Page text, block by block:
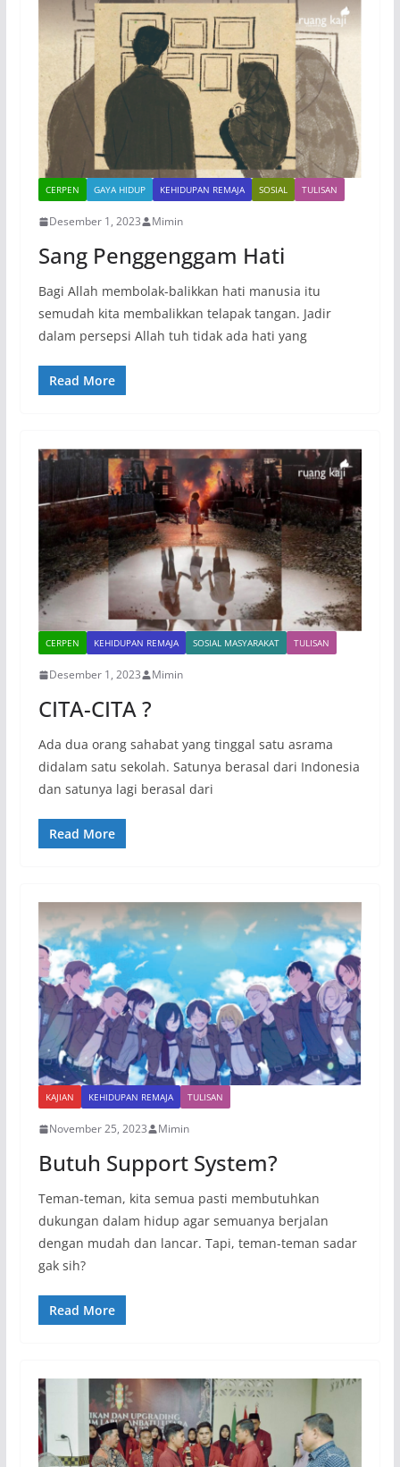
CERPEN GAYA HIDUP KEHIDUPAN REMAJA SOSIAL TULISAN
Desember 1, 2023 Mimin
Sang Penggenggam Hati
Bagi Allah membolak-balikkan hati manusia itu
semudah kita membalikkan telapak tangan. Jadir
dalam persepsi Allah tuh tidak ada hati yang
Read More
CERPEN KEHIDUPAN REMAJA SOSIAL MASYARAKAT TULISAN
Desember 1, 2023 Mimin
CITA-CITA ?
Ada dua orang sahabat yang tinggal satu asrama
didalam satu sekolah. Satunya berasal dari Indonesia
dan satunya lagi berasal dari
Read More
KAJIAN KEHIDUPAN REMAJA TULISAN
November 25, 2023 Mimin
Butuh Support System?
Teman-teman, kita semua pasti membutuhkan
dukungan dalam hidup agar semuanya berjalan
dengan mudah dan lancar. Tapi, teman-teman sadar
gak sih?
Read More